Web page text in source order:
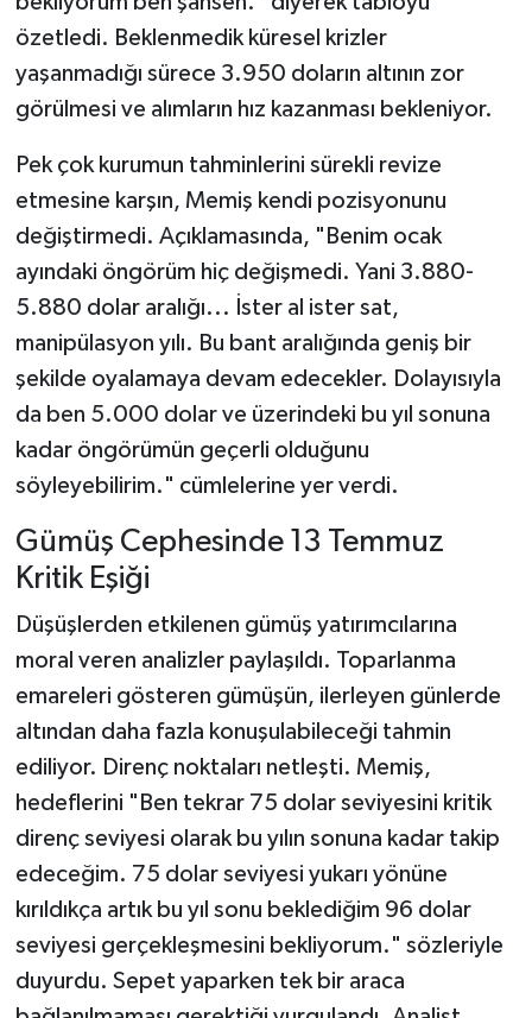
özetledi. Beklenmedik küresel krizler
yaşanmadığı sürece 3.950 doların altının zor
görülmesi ve alımların hız kazanması bekleniyor.
Pek çok kurumun tahminlerini sürekli revize
etmesine karşın, Memiş kendi pozisyonunu
değiştirmedi. Açıklamasında, "Benim ocak
ayındaki öngörüm hiç değişmedi. Yani 3.880-
5.880 dolar aralığı... İster al ister sat,
manipülasyon yılı. Bu bant aralığında geniş bir
şekilde oyalamaya devam edecekler. Dolayısıyla
da ben 5.000 dolar ve üzerindeki bu yıl sonuna
kadar öngörümün geçerli olduğunu
söyleyebilirim." cümlelerine yer verdi.
Gümüş Cephesinde 13 Temmuz
Kritik Eşiği
Düşüşlerden etkilenen gümüş yatırımcılarına
moral veren analizler paylaşıldı. Toparlanma
emareleri gösteren gümüşün, ilerleyen günlerde
altından daha fazla konuşulabileceği tahmin
ediliyor. Direnç noktaları netleşti. Memiş,
hedeflerini "Ben tekrar 75 dolar seviyesini kritik
direnç seviyesi olarak bu yılın sonuna kadar takip
edeceğim. 75 dolar seviyesi yukarı yönüne
kırıldıkça artık bu yıl sonu beklediğim 96 dolar
seviyesi gerçekleşmesini bekliyorum." sözleriyle
duyurdu. Sepet yaparken tek bir araca